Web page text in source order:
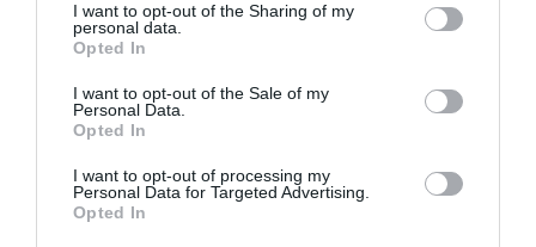
I want to opt-out of the Sharing of my
personal data.
Opted In
I want to opt-out of the Sale of my
Personal Data.
Opted In
I want to opt-out of processing my
Personal Data for Targeted Advertising.
Opted In